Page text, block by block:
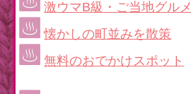
激ウマB級・ご当地グルメ
懐かしの町並みを散策
無料のおでかけスポット